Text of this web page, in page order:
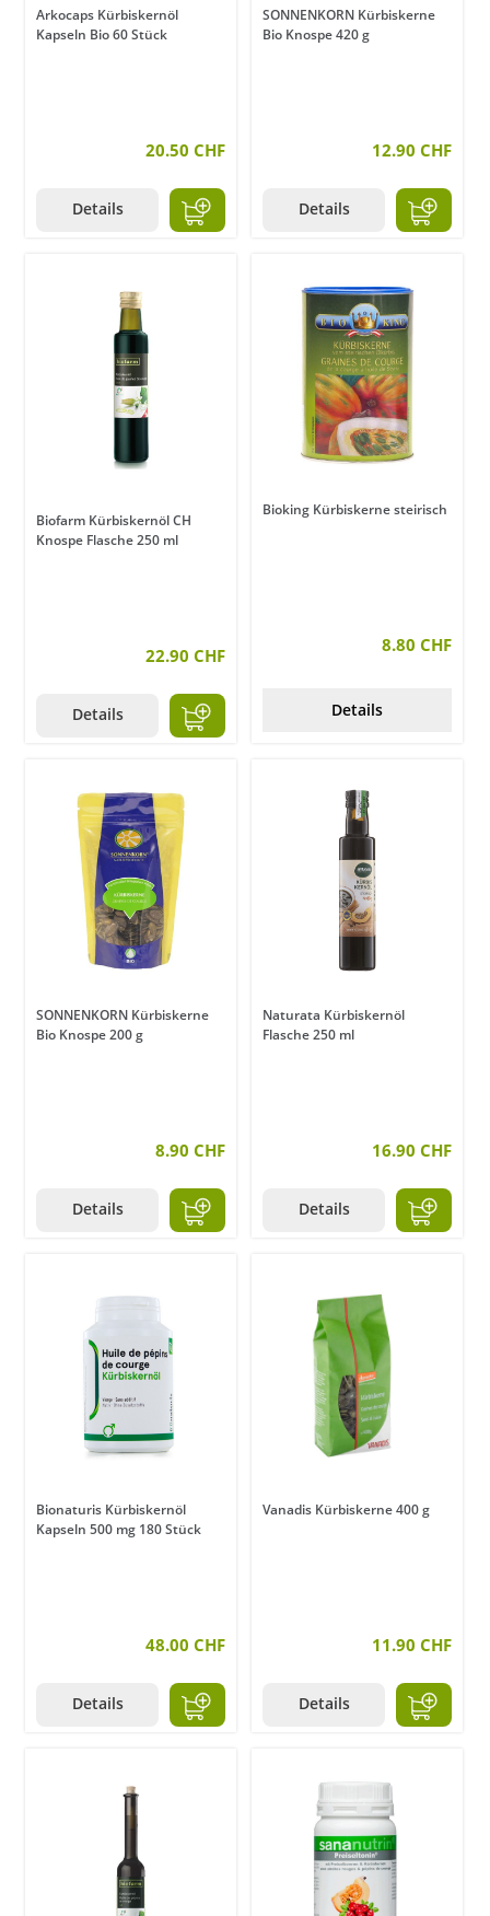
Arkocaps Kürbiskernöl
Kapseln Bio 60 Stück
20.50 CHF
Details
SONNENKORN Kürbiskerne
Bio Knospe 420 g
12.90 CHF
Details
Biofarm Kürbiskernöl CH
Knospe Flasche 250 ml
22.90 CHF
Details
Bioking Kürbiskerne steirisch
8.80 CHF
Details
SONNENKORN Kürbiskerne
Bio Knospe 200 g
8.90 CHF
Details
Naturata Kürbiskernöl
Flasche 250 ml
16.90 CHF
Details
Bionaturis Kürbiskernöl
Kapseln 500 mg 180 Stück
48.00 CHF
Details
Vanadis Kürbiskerne 400 g
11.90 CHF
Details